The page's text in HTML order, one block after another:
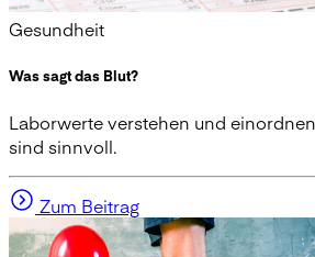
Gesundheit
Was sagt das Blut?
Laborwerte verstehen und
sind sinnvoll.
Zum Beitrag